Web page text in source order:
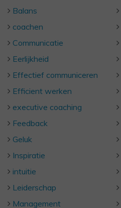
Balans
coachen
Communicatie
Eerlijkheid
Effectief communiceren
Efficient werken
executive coaching
Feedback
Geluk
Inspiratie
intuitie
Leiderschap
Management